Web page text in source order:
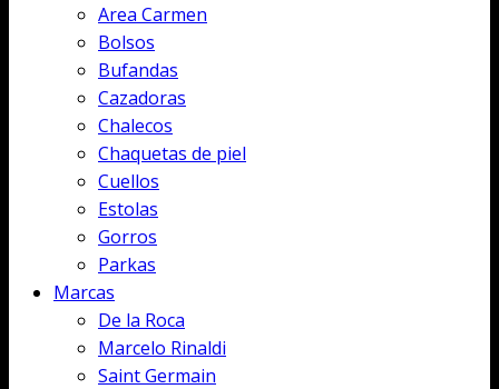
Area Carmen
Bolsos
Bufandas
Cazadoras
Chalecos
Chaquetas de piel
Cuellos
Estolas
Gorros
Parkas
Marcas
De la Roca
Marcelo Rinaldi
Saint Germain